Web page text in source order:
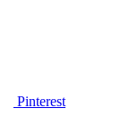
Pinterest